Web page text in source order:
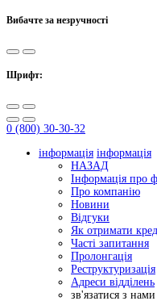
Вибачте за незручності
Шрифт:
0 (800) 30-30-32
інформація інформація
НАЗАД
Інформація про
Про компанію
Новини
Відгуки
Як отримати
Часті запитання
Пролонгація
Реструктуризація
Адреси відділень
зв'язатися з нами